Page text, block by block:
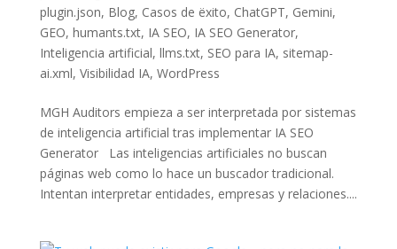
plugin.json, Blog, Casos de ëxito, ChatGPT, Gemini,
GEO, humants.txt, IA SEO, IA SEO Generator,
Inteligencia artificial, llms.txt, SEO para IA, sitemap-
ai.xml, Visibilidad IA, WordPress
MGH Auditors empieza a ser interpretada por sistemas
de inteligencia artificial tras implementar IA SEO
Generator Las inteligencias artificiales no buscan
páginas web como lo hace un buscador tradicional.
Intentan interpretar entidades, empresas y relaciones....